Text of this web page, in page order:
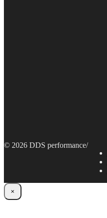
© 2026 DDS performance/
×